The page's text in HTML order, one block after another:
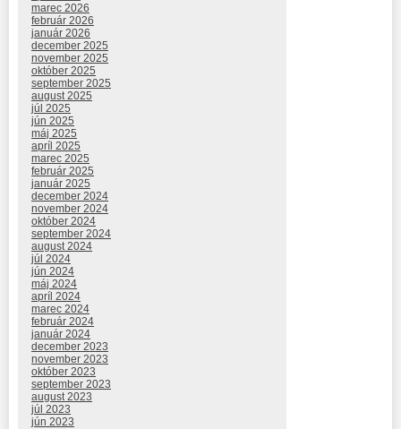
marec 2026
február 2026
január 2026
december 2025
november 2025
október 2025
september 2025
august 2025
júl 2025
jún 2025
máj 2025
apríl 2025
marec 2025
február 2025
január 2025
december 2024
november 2024
október 2024
september 2024
august 2024
júl 2024
jún 2024
máj 2024
apríl 2024
marec 2024
február 2024
január 2024
december 2023
november 2023
október 2023
september 2023
august 2023
júl 2023
jún 2023